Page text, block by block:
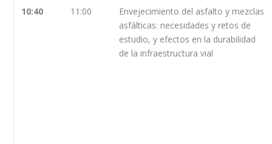
10:40 11:00
Envejecimiento del asfalto y mezclas
asfálticas: necesidades y retos de
estudio, y efectos en la durabilidad
de la infraestructura vial